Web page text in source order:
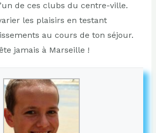
de ces clubs du centre-ville.
les plaisirs en testant
au cours de ton séjour.
jamais à Marseille !